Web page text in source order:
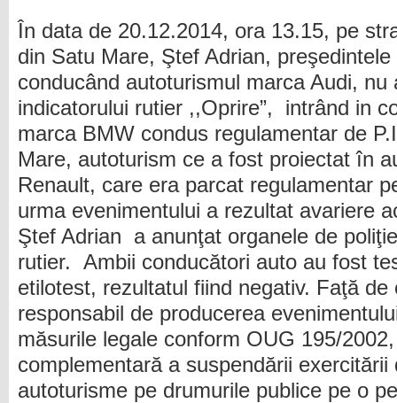
În data de 20.12.2014, ora 13.15, pe
din Satu Mare, Ştef Adrian,
conducând autoturismul marca Audi,
indicatorului rutier ,,Oprire”, intrând in
marca BMW condus regulamentar de
Mare, autoturism ce a fost proiectat în
Renault, care era parcat regulamentar
urma evenimentului a rezultat avariere
Ştef Adrian a anunţat organele de
rutier. Ambii conducători auto au fost
etilotest, rezultatul fiind negativ. Faţă de
responsabil de producerea
măsurile legale conform OUG 195/
complementară a suspendării
autoturisme pe drumurile publice pe o